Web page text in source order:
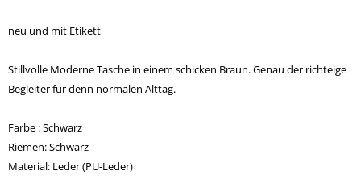
neu und mit Etikett
Stillvolle Moderne Tasche in einem schicken Braun. Genau der richteige
Begleiter für denn normalen Alttag.
Farbe : Schwarz
Riemen: Schwarz
Material: Leder (PU-Leder)